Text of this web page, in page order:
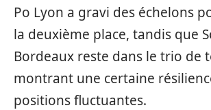
Po Lyon a gravi des échelons
la deuxième place, tandis que
Bordeaux reste dans le trio de
montrant une certaine
positions fluctuantes.